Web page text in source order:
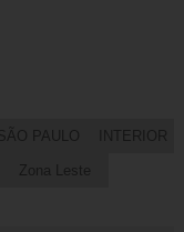
PAULO INTERIOR
Zona Leste